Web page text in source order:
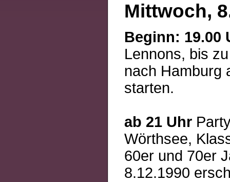
Mittwoch,
Beginn: 19.00
Lennons, bis
nach Hamburg
starten.
ab 21 Uhr
Wörthsee,
60er und 70er
8.12.1990